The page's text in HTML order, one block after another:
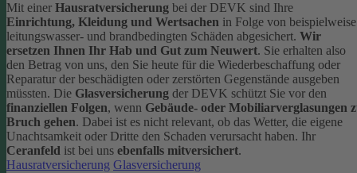
Mit einer Hausratversicherung bei der DEVK sind Ihre
Einrichtung, Kleidung und Wertsachen in Folge von beispielweise
leitungswasser- und brandbedingten Schäden abgesichert. Wir
ersetzen Ihnen Ihr Hab und Gut zum Neuwert. Sie erhalten also
den Betrag von uns, den Sie heute für die Wiederbeschaffung oder
Reparatur der beschädigten oder zerstörten Gegenstände ausgeben
müssten. Die Glasversicherung der DEVK schützt Sie vor den
finanziellen Folgen, wenn Gebäude- oder Mobiliarverglasungen
Bruch gehen. Dabei ist es nicht relevant, ob das Wetter, die eigene
Unachtsamkeit oder Dritte den Schaden verursacht haben. Ihr
Ceranfeld ist bei uns ebenfalls mitversichert.
Hausratversicherung Glasversicherung